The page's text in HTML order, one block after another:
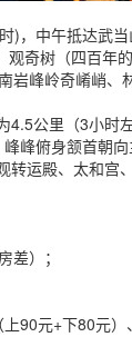
，中午抵达武
观奇树（四百
峰岭奇崤峭、
公里（3小
峰俯身颔首朝
运殿、太和宫
）；
90元+下80元